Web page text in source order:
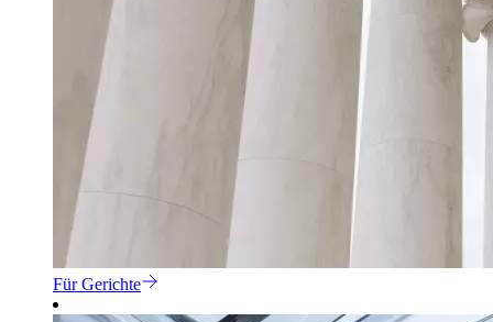
Für Gerichte